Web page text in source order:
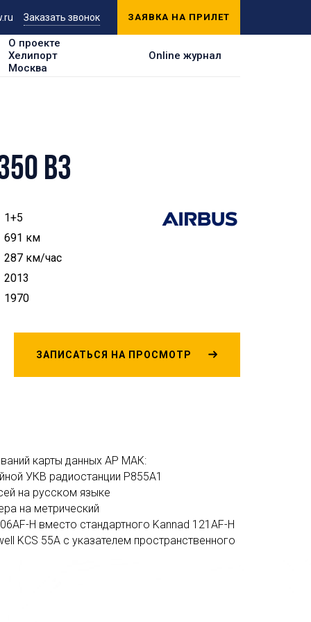
Заказать звонок ЗАЯВКА НА ПРИЛЕТ
О проекте
Хелипорт
Москва
Online журнал
B3
1+5
691 км
287 км/час
2013
1970
ЗАПИСАТЬСЯ НА ПРОСМОТР
карты данных АР МАК:
УКВ радиостанции Р855А1
на русском языке
на метрический
H вместо стандартного Kannad 121AF-H
KCS 55A с указателем пространственного